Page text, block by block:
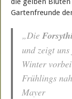
Gartenfreunde
„Die
und zeigt
Winter
Frühlings
Mayer